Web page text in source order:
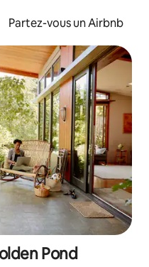
Partez-vous un Airbnb
Pond